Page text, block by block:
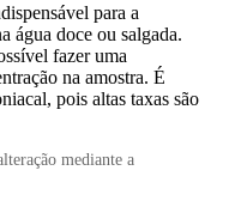
para a
água doce ou salgada.
fazer uma
na amostra. É
pois altas taxas são
mediante a